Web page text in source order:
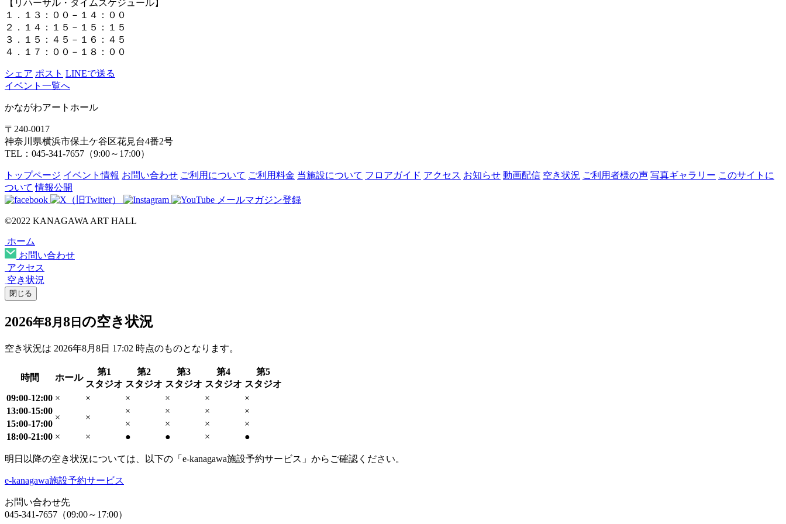
【リハーサル・タイムスケジュール】
１．１３：００－１４：００
２．１４：１５－１５：１５
３．１５：４５－１６：４５
４．１７：００－１８：００
シェア ポスト LINEで送る
イベント一覧へ
かながわアートホール
〒240-0017
神奈川県横浜市保土ケ谷区花見台4番2号
TEL：045-341-7657（9:00～17:00）
トップページ イベント情報 お問い合わせ ご利用について ご利用料金 当施設について フロアガイド アクセス お知らせ 動画配信 空き状況 ご利用者様の声 写真ギャラリー このサイトに
ついて 情報公開
メールマガジン登録
©2022 KANAGAWA ART HALL
ホーム
お問い合わせ
アクセス
空き状況
閉じる
2026年8月 8 日 の空き状況
空き状況は 2026年8月8日 17:02 時点のものとなります。
時間 ホール
第1
スタジオ
第2
スタジオ
第3
スタジオ
第4
スタジオ
第5
スタジオ
09:00-12:00 × × × × ×
×
13:00-15:00
× ×
× × ×
×
15:00-17:00
× × ×
×
18:00-21:00 × × ● ● × ●
明日以降の空き状況については、以下の「e-kanagawa施設予約サービス」からご確認ください。
e-kanagawa施設予約サービス
お問い合わせ先
045-341-7657（09:00～17:00）